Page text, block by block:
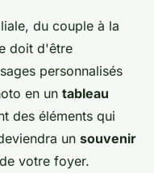
du couple à la
doit d'être
personnalisés
en un tableau
des éléments qui
un souvenir
votre foyer.